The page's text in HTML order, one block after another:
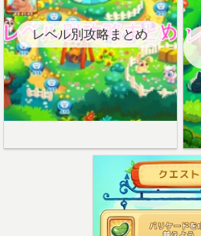
レベル別攻略まとめ